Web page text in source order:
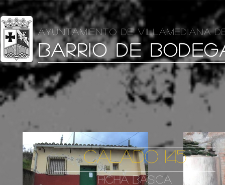
AYUNTAMIENTO DE VILLAMEDIANA
BARRIO DE
FICHA BASICA
CALADO 145